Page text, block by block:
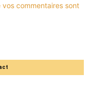
commentaires sont